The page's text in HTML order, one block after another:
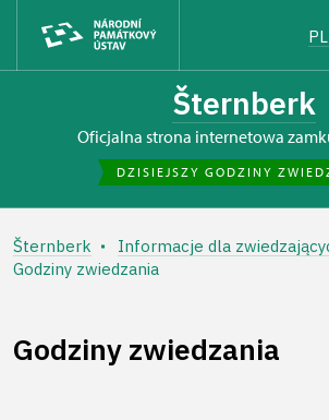
PL
Šternberk
Oficjalna strona internetowa
DZISIEJSZY GODZINY
Šternberk
Informacje dla
Godziny zwiedzania
Godziny zwiedzania